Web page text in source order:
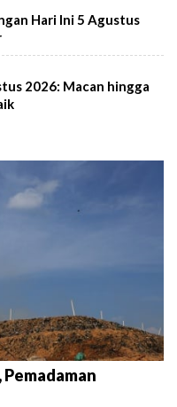
Hari Ini 5 Agustus
2026: Macan hingga
Pemadaman